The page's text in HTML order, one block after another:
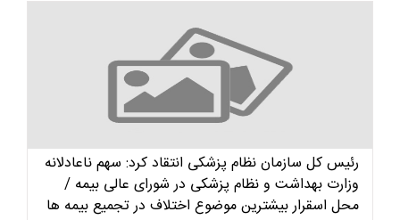
رئیس کل سازمان نظام پزشکی انتقاد کرد: سهم ناعادلانه
وزارت بهداشت و نظام پزشکی در شورای عالی بیمه /
محل اسقرار بیشترین موضوع اختلاف در تجمیع بیمه ها